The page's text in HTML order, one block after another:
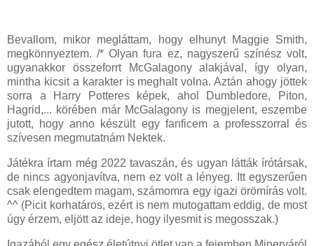
Bevallom, mikor megláttam, hogy elhunyt Maggie Smith,
megkönnyeztem. /* Olyan fura ez, nagyszerű színész volt,
ugyanakkor összeforrt McGalagony alakjával, így olyan,
mintha kicsit a karakter is meghalt volna. Aztán ahogy jöttek
sorra a Harry Potteres képek, ahol Dumbledore, Piton,
Hagrid,... körében már McGalagony is megjelent, eszembe
jutott, hogy anno készült egy fanficem a professzorral és
szívesen megmutatnám Nektek.
Játékra írtam még 2022 tavaszán, és ugyan látták írótársak,
de nincs agyonjavítva, nem ez volt a lényeg. Itt egyszerűen
csak elengedtem magam, számomra egy igazi örömírás volt.
^^ (Picit korhatáros, ezért is nem mutogattam eddig, de most
úgy érzem, eljött az ideje, hogy ilyesmit is megosszak.)